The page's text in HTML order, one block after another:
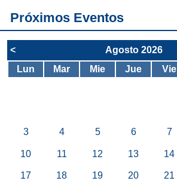
Próximos Eventos
< Agosto 2026
Lun
Mar Mie Jue Vie
3 4 5 6 7
10 11 12 13 14
17 18 19 20 21